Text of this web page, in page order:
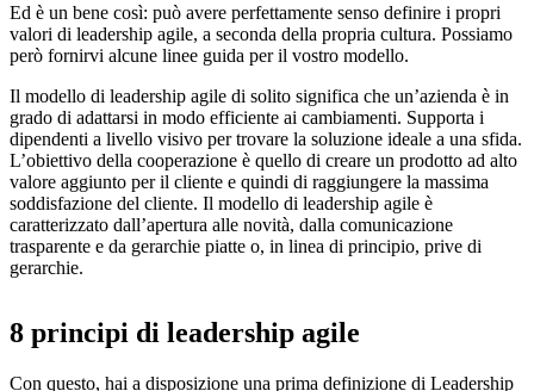
Ed è un bene così: può avere perfettamente senso definire i propri
valori di leadership agile, a seconda della propria cultura. Possiamo
però fornirvi alcune linee guida per il vostro modello.
Il modello di leadership agile di solito significa che un’azienda è in
grado di adattarsi in modo efficiente ai cambiamenti. Supporta i
dipendenti a livello visivo per trovare la soluzione ideale a una sfida.
L’obiettivo della cooperazione è quello di creare un prodotto ad alto
valore aggiunto per il cliente e quindi di raggiungere la massima
soddisfazione del cliente. Il modello di leadership agile è
caratterizzato dall’apertura alle novità, dalla comunicazione
trasparente e da gerarchie piatte o, in linea di principio, prive di
gerarchie.
8 principi di leadership agile
Con questo, hai a disposizione una prima definizione di Leadership